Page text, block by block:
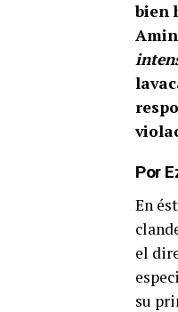
bien
Por
En
el
su